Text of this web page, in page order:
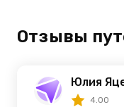
Отзывы
Юлия
4.00